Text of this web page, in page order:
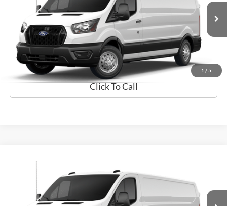
1 / 5
1FTBR1Y80TKA48833 Valores:TKA48833
Disponible Ext.
Obtener Oferta
Prueba de Manejo
Click To Call
Ford Transit Cargo Van
Flagship Ford Carolina
1FTBR1Y80TKA49822 Valores:TKA49822
PRECIO